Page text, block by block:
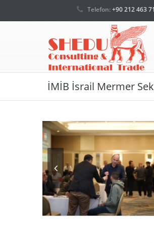
Telefon:+90 212 463
İMİB İsrail Mermer